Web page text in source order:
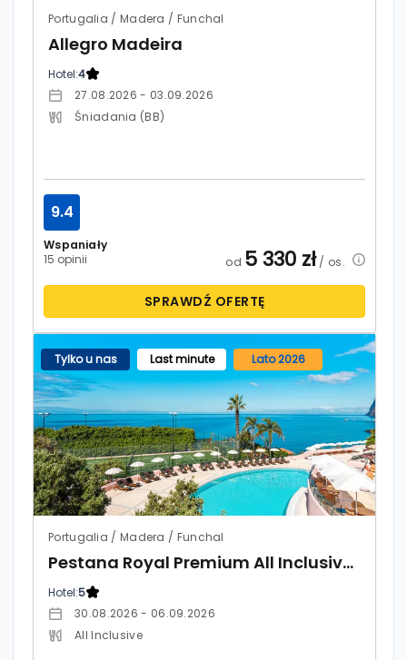
Portugalia / Madera / Funchal
Allegro Madeira
Hotel:4
27.08.2026 - 03.09.2026
Śniadania (BB)
Wspaniały
15 opinii
9.4
od 5 330 zł/ os.
SPRAWDŹ OFERTĘ
Tylko u nas Last minute Lato 2026
Portugalia / Madera / Funchal
Pestana Royal Premium All Inclusive Ocean & Spa
Hotel:5
30.08.2026 - 06.09.2026
All Inclusive